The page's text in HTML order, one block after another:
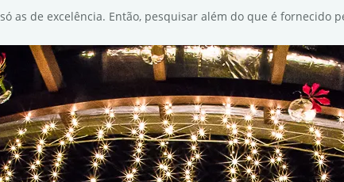
as de excelência. Então, pesquisar além do que é fornecido